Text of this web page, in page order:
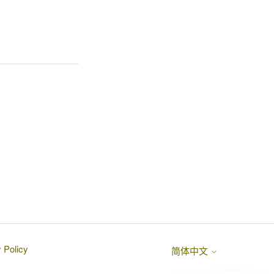
Policy 简体中文